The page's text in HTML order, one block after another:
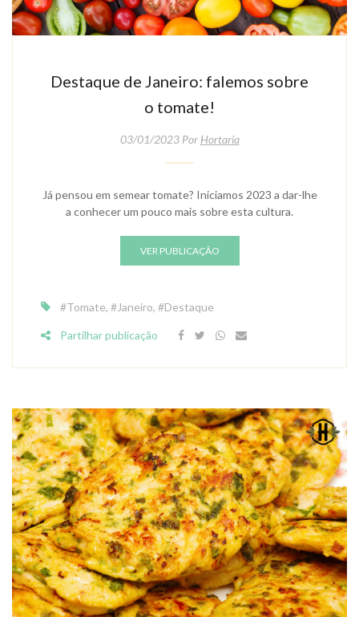
Destaque de Janeiro: falemos sobre
o tomate!
03/01/2023 Por Hortaria
Já pensou em semear tomate? Iniciamos 2023 a dar-lhe
a conhecer um pouco mais sobre esta cultura.
VER PUBLICAÇÃO
#tomate, #janeiro, #destaque
Partilhar publicação